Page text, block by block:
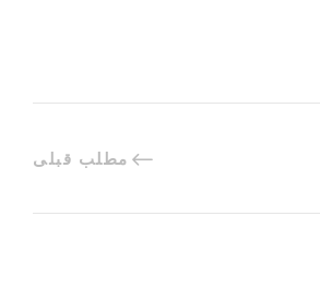
مطلب قبلی